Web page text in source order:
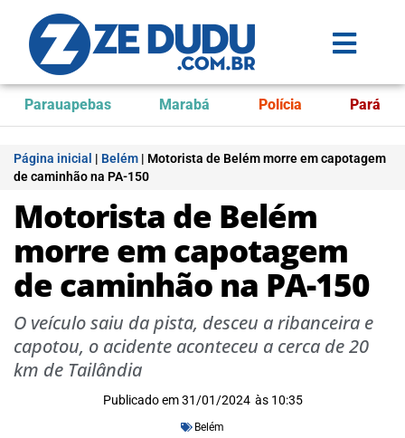
Parauapebas Marabá Polícia Pará
Página inicial | Belém | Motorista de Belém morre em capotagem
de caminhão na PA-150
Motorista de Belém
morre em capotagem
de caminhão na PA-150
O veículo saiu da pista, desceu a ribanceira e
capotou, o acidente aconteceu a cerca de 20
km de Tailândia
Publicado em 31/01/2024 às 10:35
Belém